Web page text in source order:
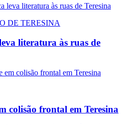
DE TERESINA
literatura às ruas de
colisão frontal em Teresina